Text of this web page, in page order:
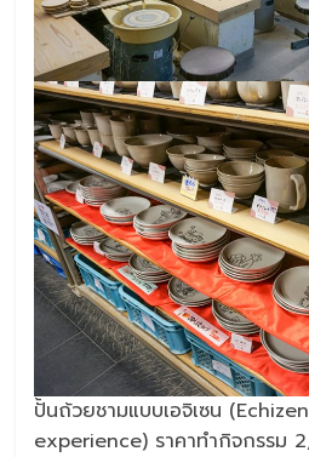
ปั้นถ้วยชามแบบเอจิเซน
experience) ราคาทำกิจกรรม